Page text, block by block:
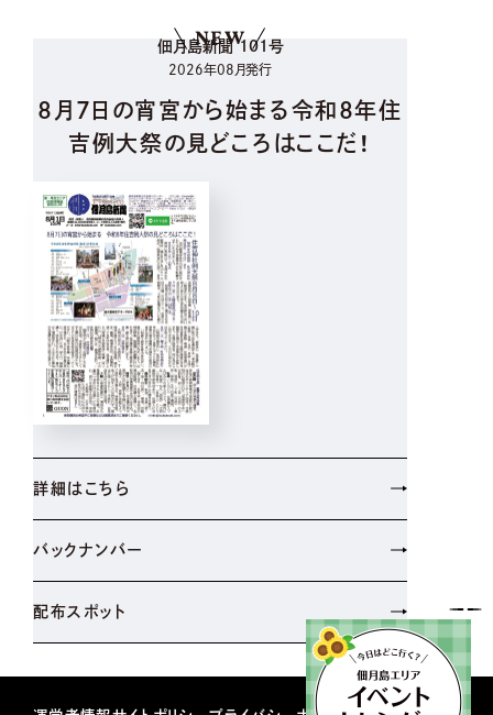
NEW
佃月島新聞 101号
2026年08月発行
8月7日の宵宮から始まる令和8年住
吉例大祭の見どころはここだ！
詳細はこちら
バックナンバー
配布スポット